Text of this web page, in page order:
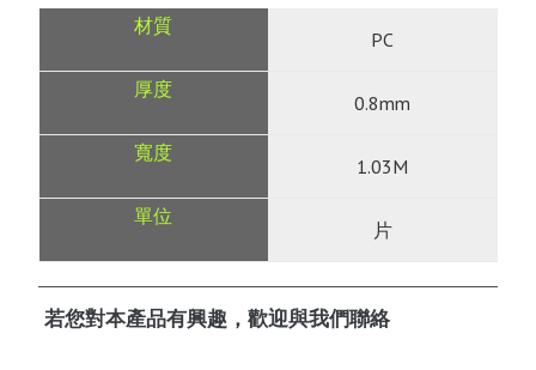
PC
0.8mm
1.03M
片
若您對本產品有興趣，歡迎與我們聯絡